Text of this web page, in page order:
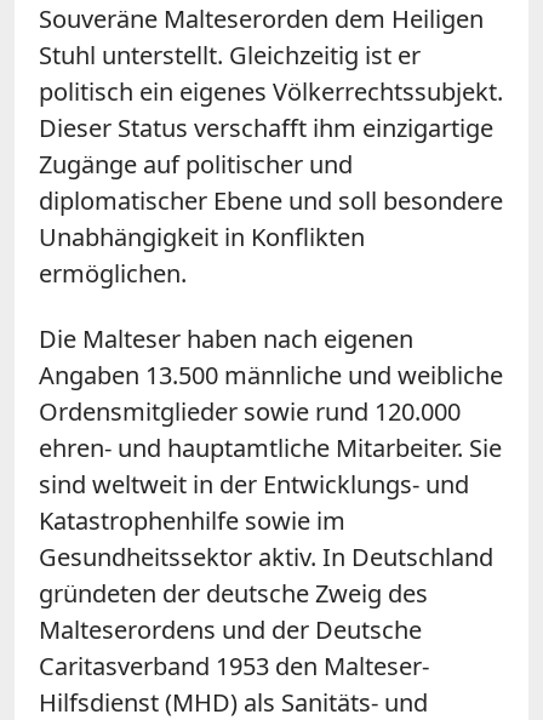
Souveräne Malteserorden dem Heiligen
Stuhl unterstellt. Gleichzeitig ist er
politisch ein eigenes Völkerrechtssubjekt.
Dieser Status verschafft ihm einzigartige
Zugänge auf politischer und
diplomatischer Ebene und soll besondere
Unabhängigkeit in Konflikten
ermöglichen.
Die Malteser haben nach eigenen
Angaben 13.500 männliche und weibliche
Ordensmitglieder sowie rund 120.000
ehren- und hauptamtliche Mitarbeiter. Sie
sind weltweit in der Entwicklungs- und
Katastrophenhilfe sowie im
Gesundheitssektor aktiv. In Deutschland
gründeten der deutsche Zweig des
Malteserordens und der Deutsche
Caritasverband 1953 den Malteser-
Hilfsdienst (MHD) als Sanitäts- und